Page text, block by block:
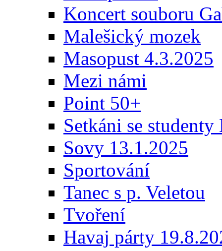
Koncert souboru
Malešický mozek
Masopust 4.3.2025
Mezi námi
Point 50+
Setkáni se
Sovy 13.1.2025
Sportování
Tanec s p. Veletou
Tvoření
Havaj párty